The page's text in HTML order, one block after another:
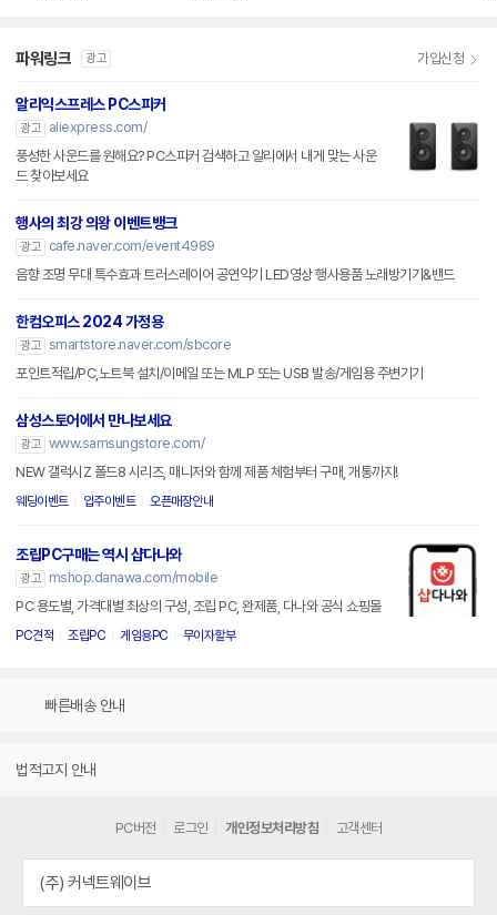
파워링크 광고 가입신청
알리익스프레스 PC스피커
광고
aliexpress.com/
풍성한 사운드를 원해요? PC스피커 검색하고 알리에서 내게 맞는 사운
드 찾아보세요
행사의 최강 의왕 이벤트뱅크
광고
cafe.naver.com/event4989
음향 조명 무대 특수효과 트러스레이어 공연악기 LED영상 행사용품 노래방기기&밴드
한컴오피스 2024 가정용
광고 smartstore.naver.com/sbcore
포인트적립/PC,노트북 설치/이메일 또는 MLP 또는 USB 발송/게임용 주변기기
삼성스토어에서 만나보세요
광고 www.samsungstore.com/
NEW 갤럭시Z 폴드8 시리즈, 매니저와 함께 제품 체험부터 구매, 개통까지!
웨딩이벤트 입주이벤트 오픈매장안내
조립PC구매는 역시 샵다나와
광고
mshop.danawa.com/mobile
PC 용도별, 가격대별 최상의 구성, 조립 PC, 완제품, 다나와 공식 쇼핑몰
PC견적 조립PC 게임용PC 무이자할부
빠른배송 안내
법적고지 안내
PC버전 로그인 개인정보처리방침 고객센터
(주) 커넥트웨이브